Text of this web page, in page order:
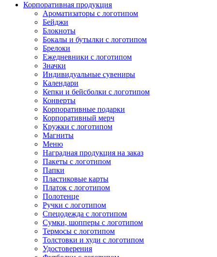
Корпоративная продукция
Ароматизаторы с логотипом
Бейджи
Блокноты
Бокалы и бутылки с логотипом
Брелоки
Ежедневники с логотипом
Значки
Индивидуальные сувениры
Календари
Кепки и бейсболки с логотипом
Конверты
Корпоративные подарки
Корпоративный мерч
Кружки с логотипом
Магниты
Меню
Наградная продукция на заказ
Пакеты с логотипом
Папки
Пластиковые карты
Платок с логотипом
Полотенце
Ручки с логотипом
Спецодежда с логотипом
Сумки, шопперы с логотипом
Термосы с логотипом
Толстовки и худи с логотипом
Удостоверения